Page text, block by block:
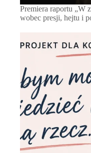
Premiera raportu „W
wobec presji, hejtu i